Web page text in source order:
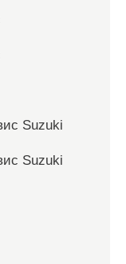
Suzuki
Suzuki